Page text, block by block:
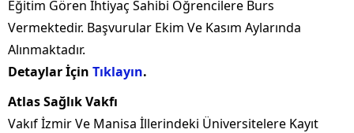
Eğitim Gören İhtiyaç Sahibi Öğrencilere Burs
Vermektedir. Başvurular Ekim Ve Kasım Aylarında
Alınmaktadır.
Detaylar İçin Tıklayın.
Atlas Sağlık Vakfı
Vakıf İzmir Ve Manisa İllerindeki Üniversitelere Kayıt